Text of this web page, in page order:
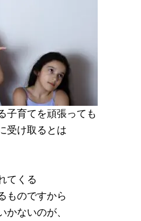
子育てを頑張っても
受け取るとは
てくる
ものですから
かないのが、